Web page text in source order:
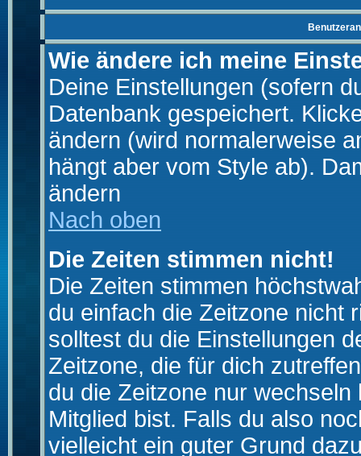
Wie ändere ich meine
Deine Einstellungen (sofern
Datenbank gespeichert.
ändern (wird normalerweise
hängt aber vom Style ab).
ändern
Nach oben
Die Zeiten stimmen nicht!
Die Zeiten stimmen
du einfach die Zeitzone nicht
solltest du die Einstellungen
Zeitzone, die für dich
du die Zeitzone nur
Mitglied bist. Falls du also
vielleicht ein guter Grund